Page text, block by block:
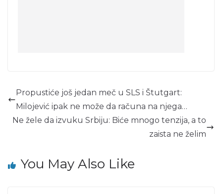
Propustiće još jedan meč u SLS i Štutgart:
Milojević ipak ne može da računa na njega…
Ne žele da izvuku Srbiju: Biće mnogo tenzija, a to
zaista ne želim
You May Also Like